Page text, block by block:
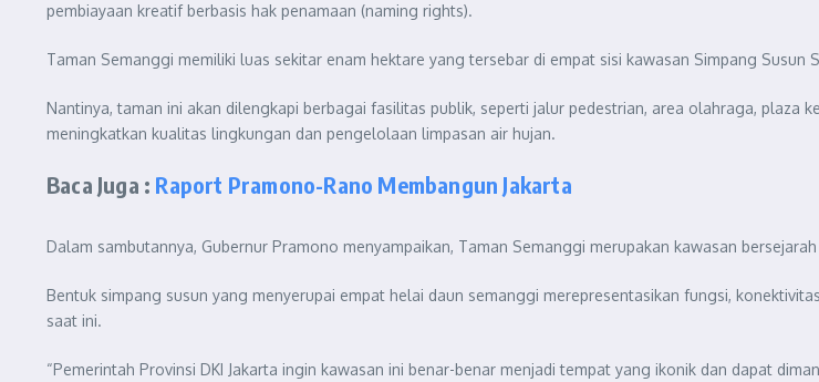
pembiayaan kreatif berbasis hak penamaan (naming rights).
Taman Semanggi memiliki luas sekitar enam hektare yang tersebar di empat sisi kawasan Simpang Susun
Nantinya, taman ini akan dilengkapi berbagai fasilitas publik, seperti jalur pedestrian, area olahraga, plaza
meningkatkan kualitas lingkungan dan pengelolaan limpasan air hujan.
Baca Juga : Raport Pramono-Rano Membangun Jakarta
Dalam sambutannya, Gubernur Pramono menyampaikan, Taman Semanggi merupakan kawasan
Bentuk simpang susun yang menyerupai empat helai daun semanggi merepresentasikan fungsi,
saat ini.
“Pemerintah Provinsi DKI Jakarta ingin kawasan ini benar-benar menjadi tempat yang ikonik dan dapat